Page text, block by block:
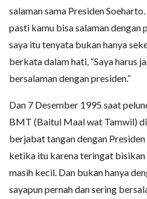
salaman sama Presiden
pasti kamu bisa salaman dengan
saya itu tenyata bukan hanya
berkata dalam hati, “Saya harus
bersalaman dengan presiden.”
Dan 7 Desember 1995 saat
BMT (Baitul Maal wat Tamwil)
berjabat tangan dengan
ketika itu karena teringat bisikan
masih kecil. Dan bukan hanya
sayapun pernah dan sering